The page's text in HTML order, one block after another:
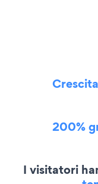
200%
I visitatori